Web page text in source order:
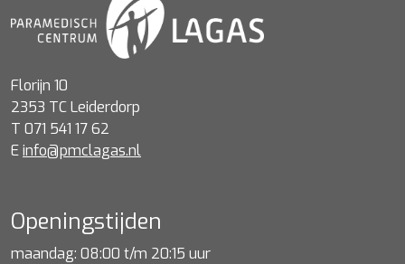
Florijn 10
2353 TC Leiderdorp
T 071 541 17 62
Einfo@pmclagas.nl
Openingstijden
maandag: 08:00 t/m 20:15 uur